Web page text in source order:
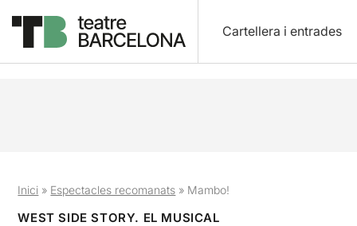
Cartellera i entrades
Inici » Espectacles recomanats » Mambo!
WEST SIDE STORY. EL MUSICAL